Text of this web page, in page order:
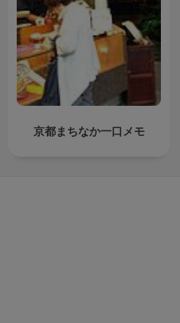
京都まちなか一口メモ